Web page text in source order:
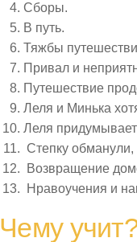
Сборы.
В путь.
Тяжбы
Привал и
Путешествие
Леля и Минька
Леля
Степку обманули,
Возвращение
Нравоучения и
Чему